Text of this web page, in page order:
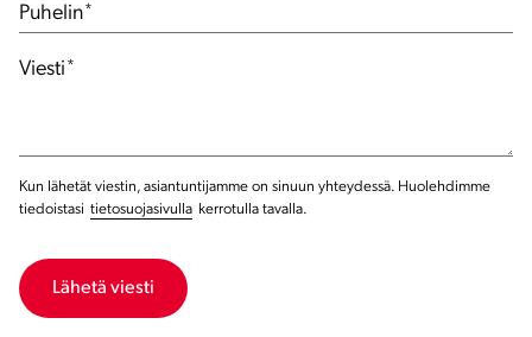
Puhelin*
Viesti *
Kun lähetät viestin, asiantuntijamme on sinuun yhteydessä. Huolehdimme
tiedoistasi tietosuojasivulla kerrotulla tavalla.